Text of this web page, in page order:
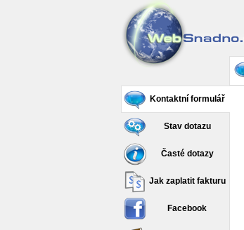
Kontaktní formulář
Stav dotazu
Časté dotazy
Jak zaplatit fakturu
Facebook